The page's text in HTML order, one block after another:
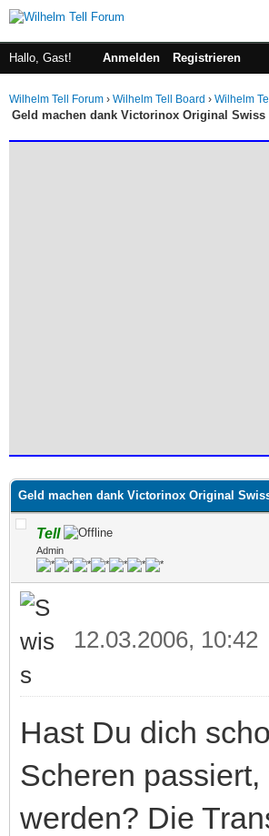
Hallo, Gast! Anmelden Registrieren
Wilhelm Tell Forum › Wilhelm Tell Board › Wilhelm
Geld machen dank Victorinox Original
Geld machen dank Victorinox Original
Tell
Admin
12.03.2006, 10:42
Hast Du dich
Scheren
werden? Die